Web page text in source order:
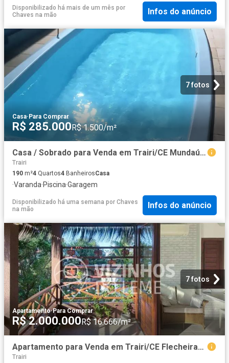
Disponibilizado há mais de um mês por
Chaves na mão
Infos do anúncio
7 fotos
Casa· Para Comprar
R$ 285.000R$ 1.500/m²
Casa / Sobrado para Venda em Trairi/CE Mundaú 4 Quartos
Trairi
190 m²4 Quartos4 BanheirosCasa
·Varanda·Piscina·Garagem
Disponibilizado há uma semana por Chaves
na mão
Infos do anúncio
7 fotos
Apartamento·Para Comprar
R$ 2.000.000R$ 16.666/m²
Apartamento para Venda em Trairi/CE Flecheiras 3 Quartos
Trairi